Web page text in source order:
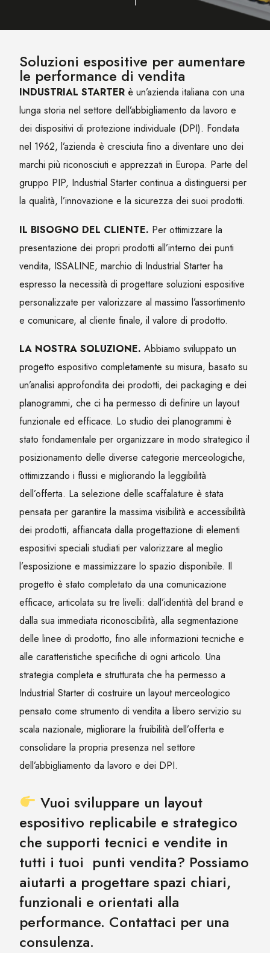
Soluzioni espositive per aumentare
le performance di vendita
INDUSTRIAL STARTER è un’azienda italiana con una
lunga storia nel settore dell’abbigliamento da lavoro e
dei dispositivi di protezione individuale (DPI). Fondata
nel 1962, l’azienda è cresciuta fino a diventare uno dei
marchi più riconosciuti e apprezzati in Europa. Parte del
gruppo PIP, Industrial Starter continua a distinguersi per
la qualità, l’innovazione e la sicurezza dei suoi prodotti.
IL BISOGNO DEL CLIENTE. Per ottimizzare la
presentazione dei propri prodotti all’interno dei punti
vendita, ISSALINE, marchio di Industrial Starter ha
espresso la necessità di progettare soluzioni espositive
personalizzate per valorizzare al massimo l’assortimento
e comunicare, al cliente finale, il valore di prodotto.
LA NOSTRA SOLUZIONE.Abbiamo sviluppato un
progetto espositivo completamente su misura, basato su
un’analisi approfondita dei prodotti, dei packaging e dei
planogrammi, che ci ha permesso di definire un layout
funzionale ed efficace. Lo studio dei planogrammi è
stato fondamentale per organizzare in modo strategico il
posizionamento delle diverse categorie merceologiche,
ottimizzando i flussi e migliorando la leggibilità
dell’offerta. La selezione delle scaffalature è stata
pensata per garantire la massima visibilità e accessibilità
dei prodotti, affiancata dalla progettazione di elementi
espositivi speciali studiati per valorizzare al meglio
l’esposizione e massimizzare lo spazio disponibile. Il
progetto è stato completato da una comunicazione
efficace, articolata su tre livelli: dall’identità del brand e
dalla sua immediata riconoscibilità, alla segmentazione
delle linee di prodotto, fino alle informazioni tecniche e
alle caratteristiche specifiche di ogni articolo. Una
strategia completa e strutturata che ha permesso a
Industrial Starter di costruire un layout merceologico
pensato come strumento di vendita a libero servizio su
scala nazionale, migliorare la fruibilità dell’offerta e
consolidare la propria presenza nel settore
dell’abbigliamento da lavoro e dei DPI.
Vuoi sviluppare un layout
espositivo replicabile e strategico
che supporti tecnici e vendite in
tutti i tuoi punti vendita? Possiamo
aiutarti a progettare spazi chiari,
funzionali e orientati alla
performance. Contattaci per una
consulenza.